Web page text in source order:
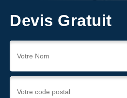
Devis Gratuit